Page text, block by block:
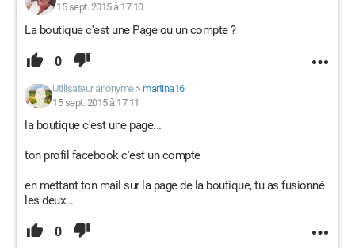
15 sept. 2015 à 17:10
La boutique c'est une Page ou un compte ?
0
Utilisateur anonyme> martina16
15 sept. 2015 à 17:11
la boutique c'est une page...
ton profil facebook c'est un compte
en mettant ton mail sur la page de la boutique, tu as fusionné
les deux...
0